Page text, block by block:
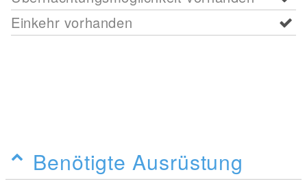
Einkehr vorhanden
Benötigte Ausrüstung